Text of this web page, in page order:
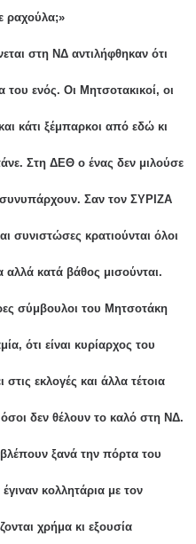
ραχούλα;»
στη ΝΔ αντιλήφθηκαν ότι
του ενός. Οι Μητσοτακικοί, οι
κάτι ξέμπαρκοι από εδώ κι
Στη ΔΕΘ ο ένας δεν μιλούσε
Σαν τον ΣΥΡΙΖΑ
κρατιούνται όλοι
αλλά κατά βάθος μισούνται.
σύμβουλοι του Μητσοτάκη
ότι είναι κυρίαρχος του
στις εκλογές και άλλα τέτοια
δεν θέλουν το καλό στη ΝΔ.
ξανά την πόρτα του
κολλητάρια με τον
χρήμα κι εξουσία